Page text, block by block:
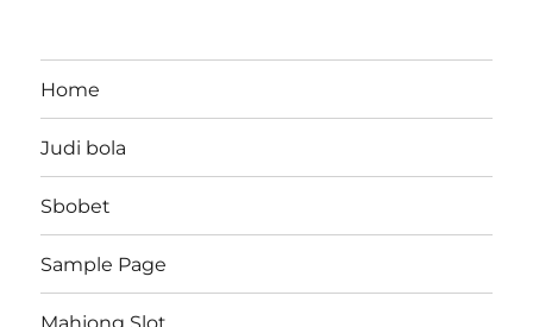
Home
Judi bola
Sbobet
Sample Page
Mahjong Slot